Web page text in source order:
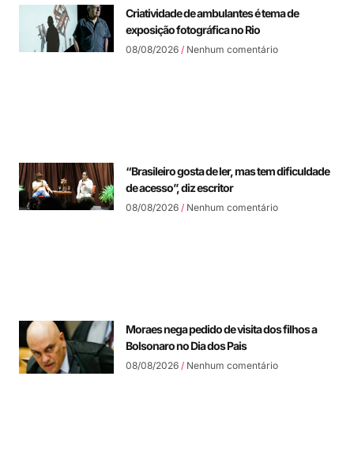
Criatividade de ambulantes é tema de
exposição fotográfica no Rio
08/08/2026 Nenhum comentário
“Brasileiro gosta de ler, mas tem dificuldade
de acesso”, diz escritor
08/08/2026 Nenhum comentário
Moraes nega pedido de visita dos filhos a
Bolsonaro no Dia dos Pais
08/08/2026 Nenhum comentário